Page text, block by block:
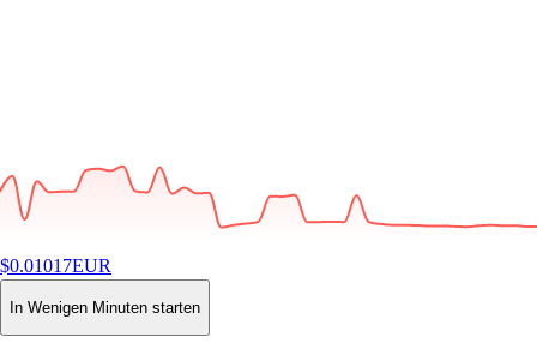
$0.01017EUR
-0.43%24H
Buy
In Wenigen Minuten starten